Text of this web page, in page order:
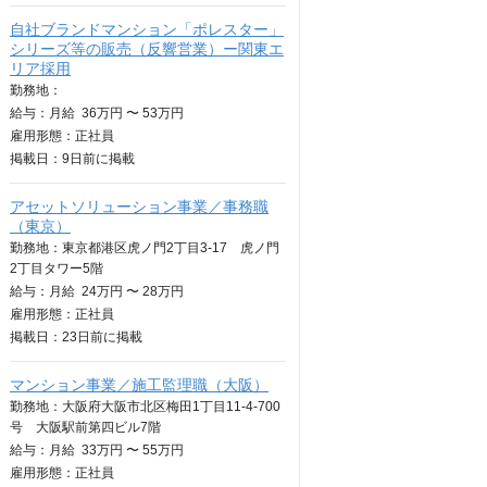
自社ブランドマンション「ポレスター」
シリーズ等の販売（反響営業）ー関東エ
リア採用
勤務地：
給与： 月給 36万円 〜 53万円
雇用形態：正社員
掲載日： 9日 前に掲載
アセットソリューション事業／事務職
（東京）
勤務地：東京都港区虎ノ門2丁目3-17 虎ノ門
2丁目タワー5階
給与： 月給 24万円 〜 28万円
雇用形態：正社員
掲載日： 23日 前に掲載
マンション事業／施工監理職（大阪）
勤務地：大阪府大阪市北区梅田1丁目11-4-700
号 大阪駅前第四ビル7階
給与： 月給 33万円 〜 55万円
雇用形態：正社員